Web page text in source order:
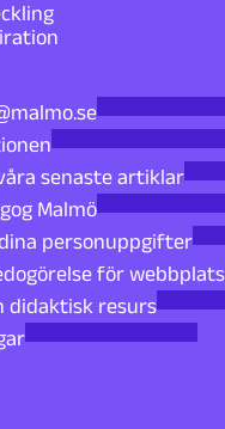
senaste artiklar
Malmö
personuppgifter
för
didaktisk resurs